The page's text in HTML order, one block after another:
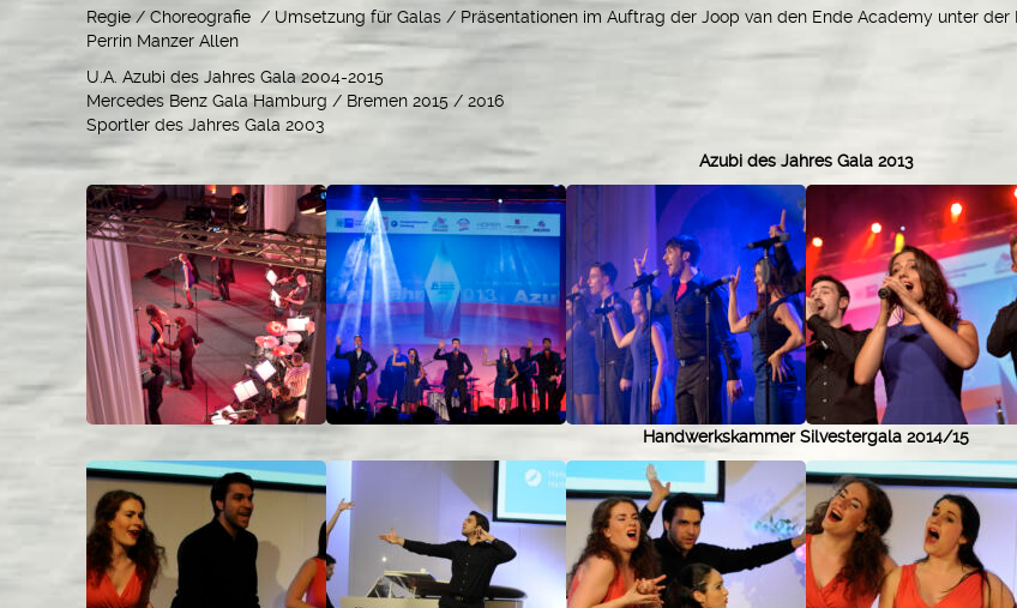
Regie / Choreografie / Umsetzungfür Galas / Präsentationen im Auftrag der Joop van den Ende Academy unter der
Perrin Manzer Allen
U.A. Azubi des Jahres Gala 2004-2015
Mercedes Benz Gala Hamburg / Bremen 2015 / 2016
Sportler des Jahres Gala 2003
Azubi des Jahres Gala 2013
Handwerkskammer Silvestergala 2014/15